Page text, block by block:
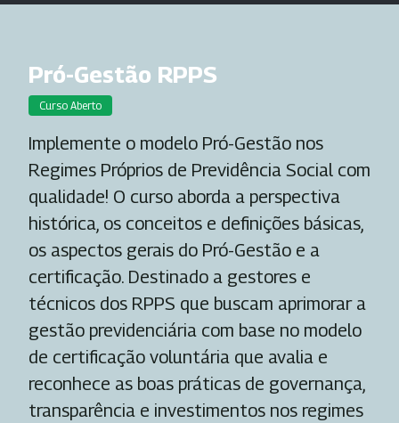
Pró-Gestão RPPS
Curso Aberto
Implemente o modelo Pró-Gestão nos
Regimes Próprios de Previdência Social com
qualidade! O curso aborda a perspectiva
histórica, os conceitos e definições básicas,
os aspectos gerais do Pró-Gestão e a
certificação. Destinado a gestores e
técnicos dos RPPS que buscam aprimorar a
gestão previdenciária com base no modelo
de certificação voluntária que avalia e
reconhece as boas práticas de governança,
transparência e investimentos nos regimes